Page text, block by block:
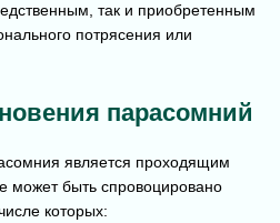
так и приобретенным
потрясения или
парасомний
является проходящим
может быть спровоцировано
которых: